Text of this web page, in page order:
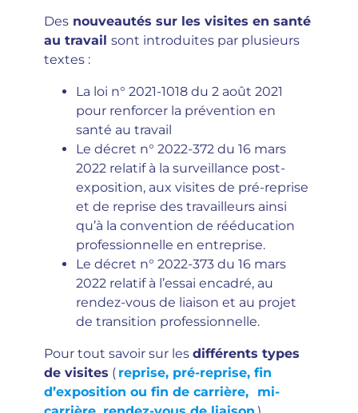
Des nouveautés sur les visites en santé
au travail sont introduites par plusieurs
textes :
La loi n° 2021-1018 du 2 août 2021
pour renforcer la prévention en
santé au travail
Le décret n° 2022-372 du 16 mars
2022 relatif à la surveillance post-
exposition, aux visites de pré-reprise
et de reprise des travailleurs ainsi
qu’à la convention de rééducation
professionnelle en entreprise.
Le décret n° 2022-373 du 16 mars
2022 relatif à l’essai encadré, au
rendez-vous de liaison et au projet
de transition professionnelle.
Pour tout savoir sur les différents types
de visites ( reprise, pré-reprise, fin
d’exposition ou fin de carrière,
mi-